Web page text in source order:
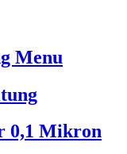
Menu
0,1 Mikron